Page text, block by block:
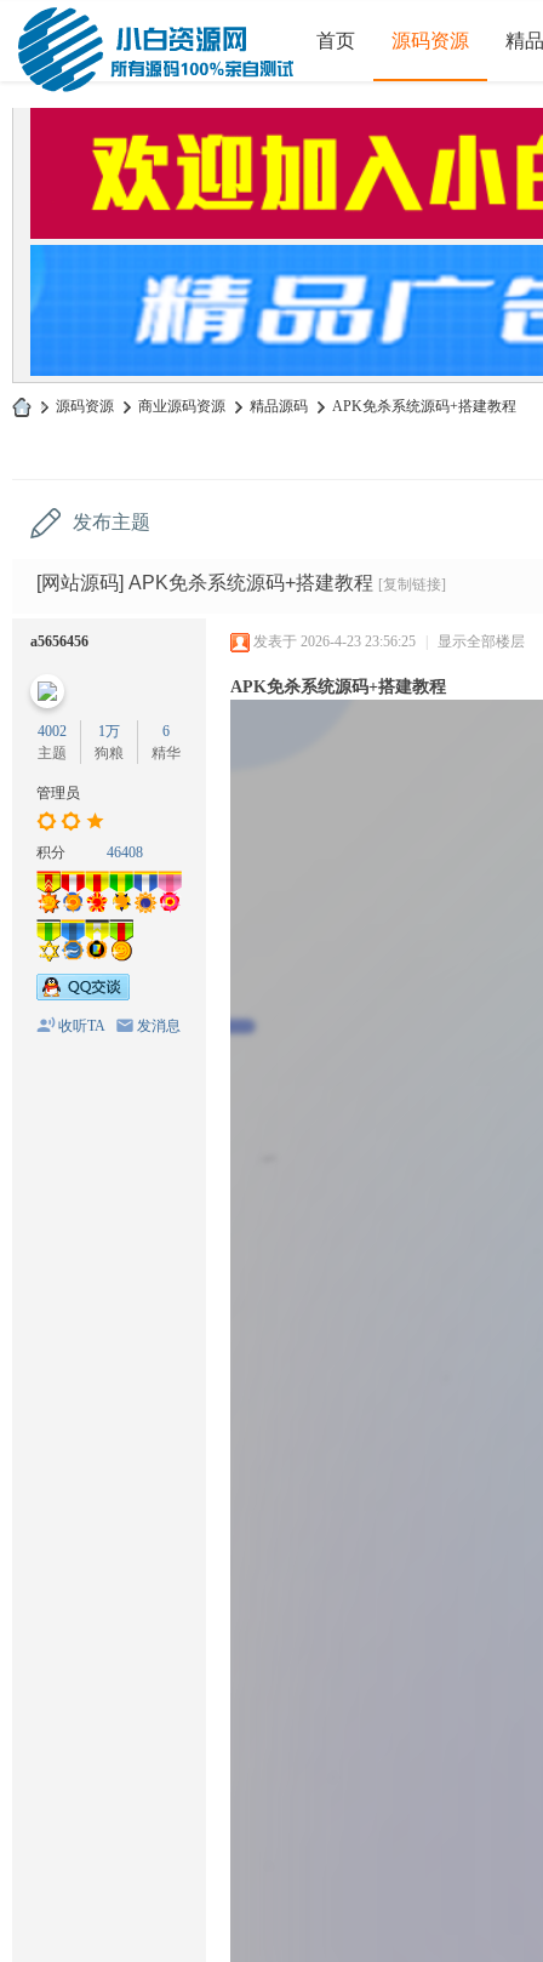
首页 源码资源 精
» 源码资源 › 商业源码资源 › 精品源码 › APK免杀系统源码+搭建教程
发布主题
[网站源码] APK免杀系统源码+搭建教程 [复制链接]
a5656456
4002
主题
1万
狗粮
6
精华
管理员
积分 46408
收听TA 发消息
发表于 2026-4-23 23:56:25 | 显示全部楼层
APK免杀系统源码+搭建教程